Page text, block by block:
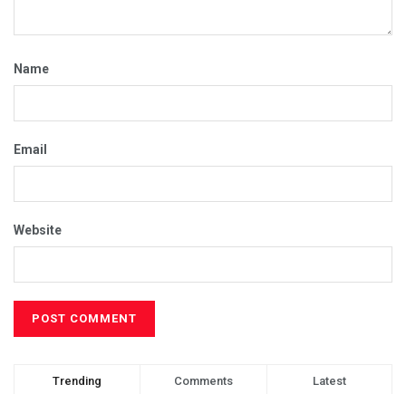
Name
Email
Website
Trending Comments Latest